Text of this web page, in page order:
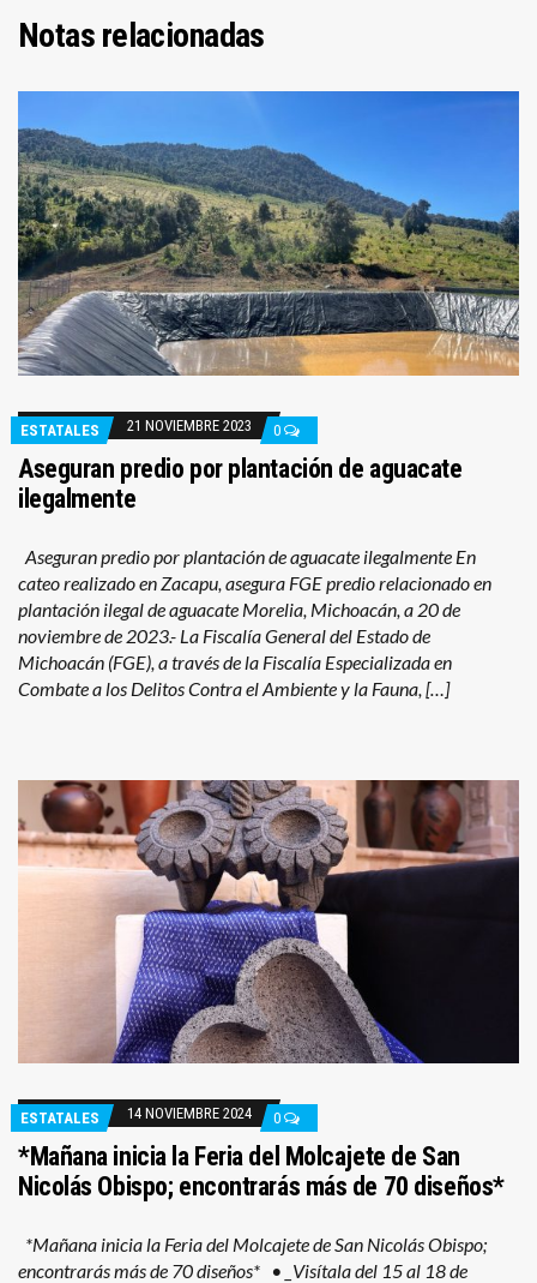
Notas relacionadas
ESTATALES 21 NOVIEMBRE 2023 0
Aseguran predio por plantación de aguacate
ilegalmente
Aseguran predio por plantación de aguacate ilegalmente En
cateo realizado en Zacapu, asegura FGE predio relacionado en
plantación ilegal de aguacate Morelia, Michoacán, a 20 de
noviembre de 2023.- La Fiscalía General del Estado de
Michoacán (FGE), a través de la Fiscalía Especializada en
Combate a los Delitos Contra el Ambiente y la Fauna, […]
ESTATALES 14 NOVIEMBRE 2024 0
*Mañana inicia la Feria del Molcajete de San
Nicolás Obispo; encontrarás más de 70 diseños*
*Mañana inicia la Feria del Molcajete de San Nicolás Obispo;
encontrarás más de 70 diseños* • _Visítala del 15 al 18 de